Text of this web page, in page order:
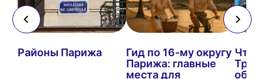
Районы Парижа
Гид по 16-му округу
Парижа: главные
места для
Что